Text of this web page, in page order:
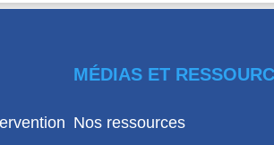
MÉDIAS ET
Nos ressources